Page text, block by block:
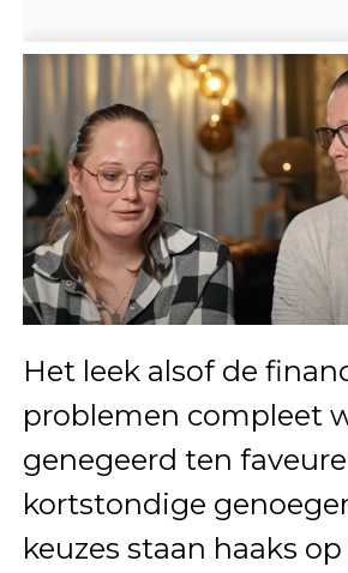
Het leek alsof de
problemen compleet
genegeerd ten
kortstondige
keuzes staan haaks op